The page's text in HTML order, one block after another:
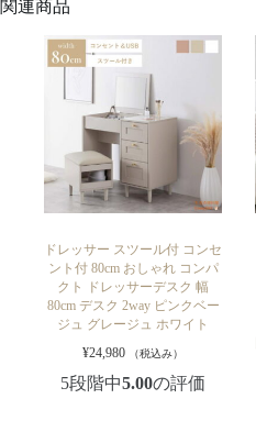
関連商品
ドレッサー スツール付 コンセ
ント付 80cm おしゃれ コンパ
クト ドレッサーデスク 幅
80cm デスク 2way ピンクベー
ジュ グレージュ ホワイト
¥24,980 （税込み）
5段階中5.00の評価